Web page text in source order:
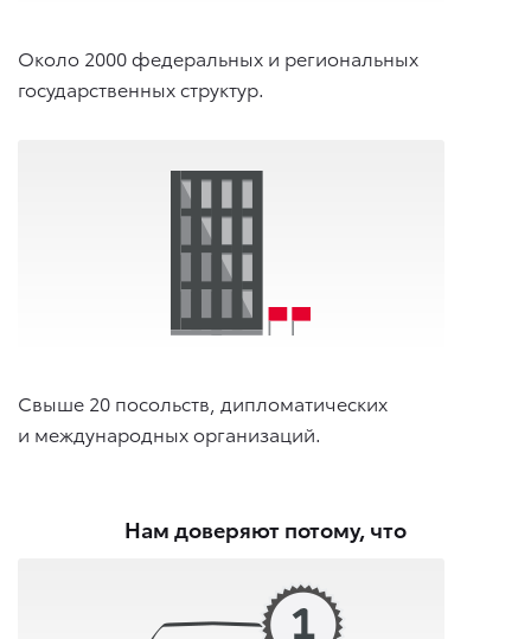
Около 2000 федеральных и региональных
государственных структур.
Свыше 20 посольств, дипломатических
и международных организаций.
Нам доверяют потому, что